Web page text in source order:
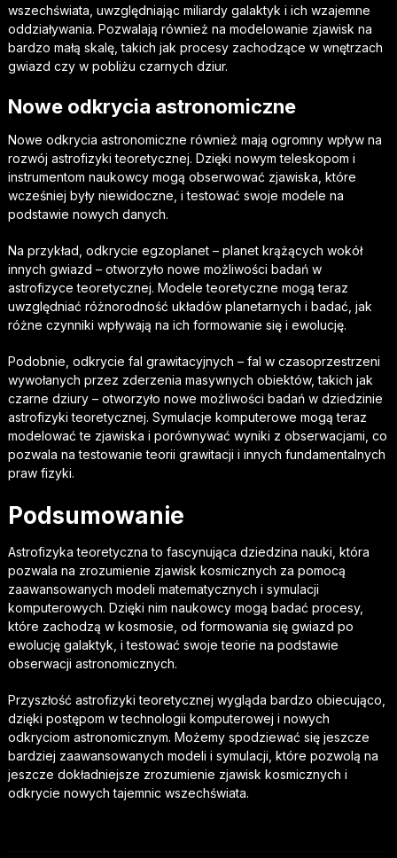
wszechświata, uwzględniając miliardy galaktyk i ich wzajemne
oddziaływania. Pozwalają również na modelowanie zjawisk na
bardzo małą skalę, takich jak procesy zachodzące w wnętrzach
gwiazd czy w pobliżu czarnych dziur.
Nowe odkrycia astronomiczne
Nowe odkrycia astronomiczne również mają ogromny wpływ na
rozwój astrofizyki teoretycznej. Dzięki nowym teleskopom i
instrumentom naukowcy mogą obserwować zjawiska, które
wcześniej były niewidoczne, i testować swoje modele na
podstawie nowych danych.
Na przykład, odkrycie egzoplanet – planet krążących wokół
innych gwiazd – otworzyło nowe możliwości badań w
astrofizyce teoretycznej. Modele teoretyczne mogą teraz
uwzględniać różnorodność układów planetarnych i badać, jak
różne czynniki wpływają na ich formowanie się i ewolucję.
Podobnie, odkrycie fal grawitacyjnych – fal w czasoprzestrzeni
wywołanych przez zderzenia masywnych obiektów, takich jak
czarne dziury – otworzyło nowe możliwości badań w dziedzinie
astrofizyki teoretycznej. Symulacje komputerowe mogą teraz
modelować te zjawiska i porównywać wyniki z obserwacjami, co
pozwala na testowanie teorii grawitacji i innych fundamentalnych
praw fizyki.
Podsumowanie
Astrofizyka teoretyczna to fascynująca dziedzina nauki, która
pozwala na zrozumienie zjawisk kosmicznych za pomocą
zaawansowanych modeli matematycznych i symulacji
komputerowych. Dzięki nim naukowcy mogą badać procesy,
które zachodzą w kosmosie, od formowania się gwiazd po
ewolucję galaktyk, i testować swoje teorie na podstawie
obserwacji astronomicznych.
Przyszłość astrofizyki teoretycznej wygląda bardzo obiecująco,
dzięki postępom w technologii komputerowej i nowych
odkryciom astronomicznym. Możemy spodziewać się jeszcze
bardziej zaawansowanych modeli i symulacji, które pozwolą na
jeszcze dokładniejsze zrozumienie zjawisk kosmicznych i
odkrycie nowych tajemnic wszechświata.